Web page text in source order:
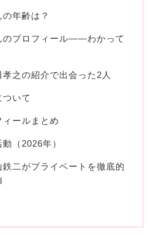
年齢は？
のプロフィール——わかって
之の紹介で出会った2人
いて
ールまとめ
（2026年）
鉄二がプライベートを徹底的